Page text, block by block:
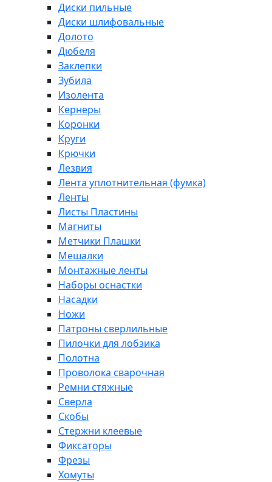
Диски пильные
Диски шлифовальные
Долото
Дюбеля
Заклепки
Зубила
Изолента
Кернеры
Коронки
Круги
Крючки
Лезвия
Лента уплотнительная (фумка)
Ленты
Листы Пластины
Магниты
Метчики Плашки
Мешалки
Монтажные ленты
Наборы оснастки
Насадки
Ножи
Патроны сверлильные
Пилочки для лобзика
Полотна
Проволока сварочная
Ремни стяжные
Сверла
Скобы
Стержни клеевые
Фиксаторы
Фрезы
Хомуты